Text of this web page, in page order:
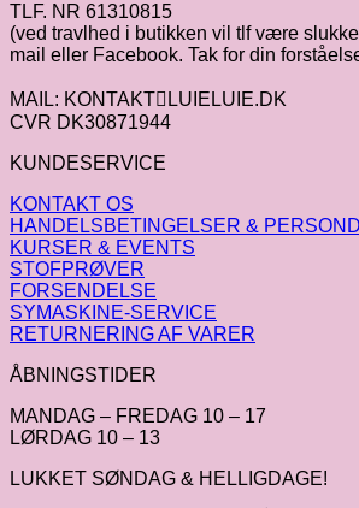
TLF. NR 61310815
(ved travlhed i butikken vil tlf være
mail eller Facebook. Tak for din
MAIL: KONTAKTLUIELUIE.DK
CVR DK30871944
KUNDESERVICE
KONTAKT OS
HANDELSBETINGELSER &
KURSER & EVENTS
STOFPRØVER
FORSENDELSE
SYMASKINE-SERVICE
RETURNERING AF VARER
ÅBNINGSTIDER
MANDAG – FREDAG 10 – 17
LØRDAG 10 – 13
LUKKET SØNDAG & HELLIGDAGE!